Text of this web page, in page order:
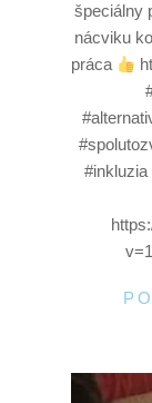
špeciálny
nácviku
práca
#inkluzia